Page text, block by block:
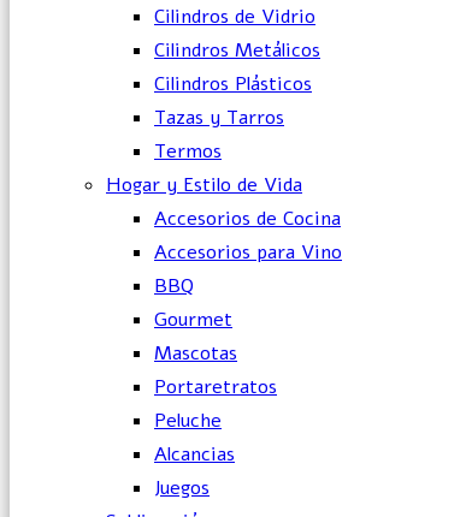
Cilindros de Vidrio
Cilindros Metálicos
Cilindros Plásticos
Tazas y Tarros
Termos
Hogar y Estilo de Vida
Accesorios de Cocina
Accesorios para Vino
BBQ
Gourmet
Mascotas
Portaretratos
Peluche
Alcancias
Juegos